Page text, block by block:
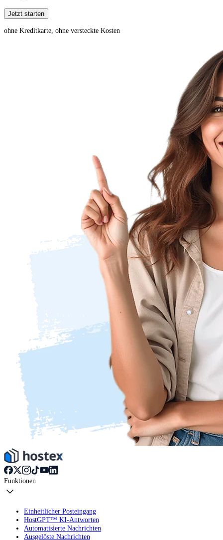
Jetzt starten
ohne Kreditkarte, ohne versteckte Kosten
Funktionen
Einheitlicher Posteingang
HostGPT™ KI-Antworten
Automatisierte Nachrichten
Ausgelöste Nachrichten